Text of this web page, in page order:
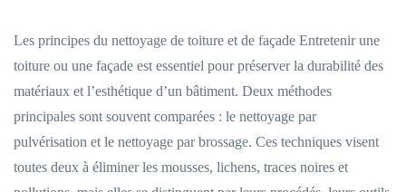
Les principes du nettoyage de toiture et de façade Entretenir une
toiture ou une façade est essentiel pour préserver la durabilité des
matériaux et l’esthétique d’un bâtiment. Deux méthodes
principales sont souvent comparées : le nettoyage par
pulvérisation et le nettoyage par brossage. Ces techniques visent
toutes deux à éliminer les mousses, lichens, traces noires et